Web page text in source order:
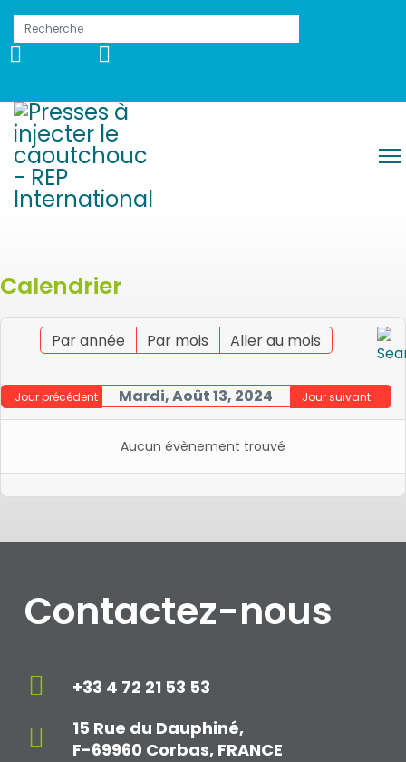
Calendrier
Par année Par mois Aller au mois
Jour précédent Mardi, Août 13, 2024 Jour suivant
Aucun évènement trouvé
Contactez-nous
+33 4 72 21 53 53
15 Rue du Dauphiné,
F-69960 Corbas, FRANCE